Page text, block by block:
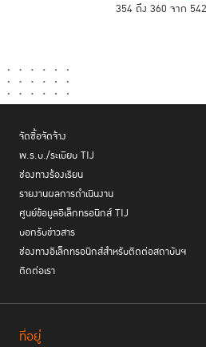
354 ถึง 360 จาก
จัดซื้อจัดจ้าง
พ.ร.บ./ระเบียบ TIJ
ช่องทางร้องเรียน
รายงานผลการดำเนินงาน
ศูนย์ข้อมูลอิเล็กทรอนิกส์ TIJ
บอกรับข่าวสาร
ช่องทางอิเล็กทรอนิกส์สำหรับติดต่อสถาบันฯ
ติดต่อเรา
ที่อยู่